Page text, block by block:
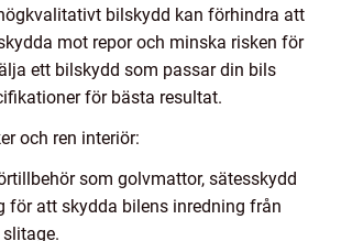
bilskydd kan förhindra att
mot repor och minska risken för
ett bilskydd som passar din bils
för bästa resultat.
och ren interiör:
som golvmattor, sätesskydd
för att skydda bilens inredning från